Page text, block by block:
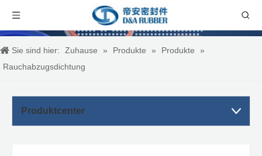
Sie sind hier: Zuhause » Produkte » Produkte
»
Rauchabzugsdichtung
Produktcenter